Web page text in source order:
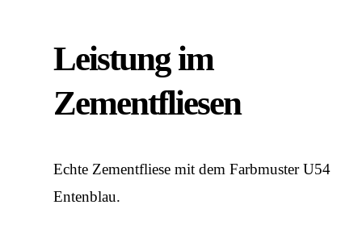
Leistung im
Zementfliesen
Echte Zementfliese mit dem Farbmuster U54
Entenblau.